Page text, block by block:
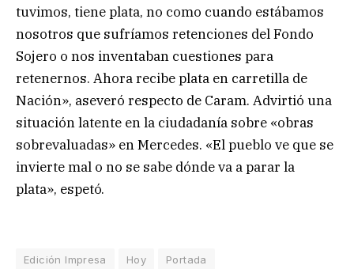
tuvimos, tiene plata, no como cuando estábamos
nosotros que sufríamos retenciones del Fondo
Sojero o nos inventaban cuestiones para
retenernos. Ahora recibe plata en carretilla de
Nación», aseveró respecto de Caram. Advirtió una
situación latente en la ciudadanía sobre «obras
sobrevaluadas» en Mercedes. «El pueblo ve que se
invierte mal o no se sabe dónde va a parar la
plata», espetó.
Edición Impresa Hoy Portada